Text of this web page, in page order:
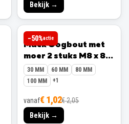
Bekijk →
−50%actie
MACK
Mack Oogbout met
moer 2 stuks M8 x 80
mm
30 MM 60 MM
80 MM
100 MM
+1
vanaf€ 1,02€ 2,05
Bekijk →